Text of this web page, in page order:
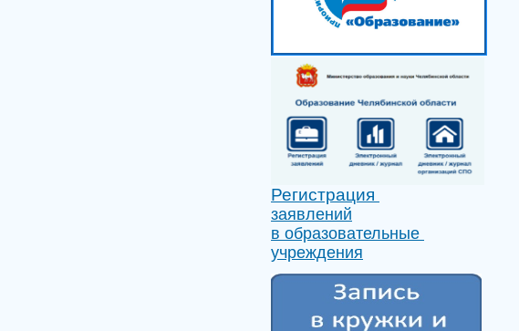
Регистрация
заявлений
в образовательные
учреждения